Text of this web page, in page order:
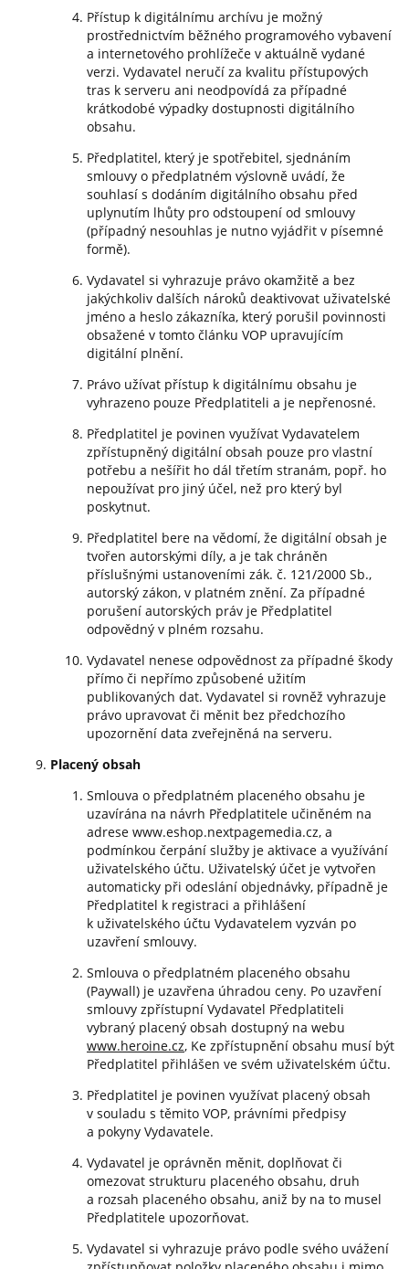
Přístup k digitálnímu archívu je možný
prostřednictvím běžného programového vybavení
a internetového prohlížeče v aktuálně vydané
verzi. Vydavatel neručí za kvalitu přístupových
tras k serveru ani neodpovídá za případné
krátkodobé výpadky dostupnosti digitálního
obsahu.
Předplatitel, který je spotřebitel, sjednáním
smlouvy o předplatném výslovně uvádí, že
souhlasí s dodáním digitálního obsahu před
uplynutím lhůty pro odstoupení od smlouvy
(případný nesouhlas je nutno vyjádřit v písemné
formě).
Vydavatel si vyhrazuje právo okamžitě a bez
jakýchkoliv dalších nároků deaktivovat uživatelské
jméno a heslo zákazníka, který porušil povinnosti
obsažené v tomto článku VOP upravujícím
digitální plnění.
Právo užívat přístup k digitálnímu obsahu je
vyhrazeno pouze Předplatiteli a je nepřenosné.
Předplatitel je povinen využívat Vydavatelem
zpřístupněný digitální obsah pouze pro vlastní
potřebu a nešířit ho dál třetím stranám, popř. ho
nepoužívat pro jiný účel, než pro který byl
poskytnut.
Předplatitel bere na vědomí, že digitální obsah je
tvořen autorskými díly, a je tak chráněn
příslušnými ustanoveními zák. č. 121/2000 Sb.,
autorský zákon, v platném znění. Za případné
porušení autorských práv je Předplatitel
odpovědný v plném rozsahu.
Vydavatel nenese odpovědnost za případné škody
přímo či nepřímo způsobené užitím
publikovaných dat. Vydavatel si rovněž vyhrazuje
právo upravovat či měnit bez předchozího
upozornění data zveřejněná na serveru.
Placený obsah
Smlouva o předplatném placeného obsahu je
uzavírána na návrh Předplatitele učiněném na
adrese www.eshop.nextpagemedia.cz, a
podmínkou čerpání služby je aktivace a využívání
uživatelského účtu. Uživatelský účet je vytvořen
automaticky při odeslání objednávky, případně je
Předplatitel k registraci a přihlášení
k uživatelského účtu Vydavatelem vyzván po
uzavření smlouvy.
Smlouva o předplatném placeného obsahu
(Paywall) je uzavřena úhradou ceny. Po uzavření
smlouvy zpřístupní Vydavatel Předplatiteli
vybraný placený obsah dostupný na webu
www.heroine.cz, Ke zpřístupnění obsahu musí být
Předplatitel přihlášen ve svém uživatelském účtu.
Předplatitel je povinen využívat placený obsah
v souladu s těmito VOP, právními předpisy
a pokyny Vydavatele.
Vydavatel je oprávněn měnit, doplňovat či
omezovat strukturu placeného obsahu, druh
a rozsah placeného obsahu, aniž by na to musel
Předplatitele upozorňovat.
Vydavatel si vyhrazuje právo podle svého uvážení